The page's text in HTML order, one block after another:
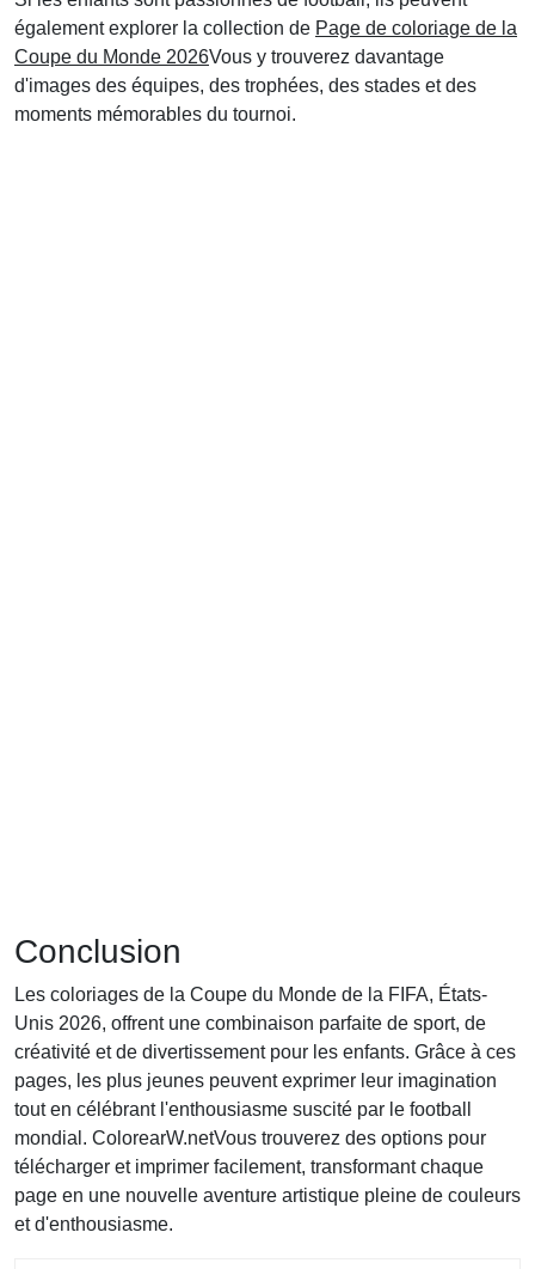
également explorer la collection de Page de coloriage de la
Coupe du Monde 2026Vous y trouverez davantage
d'images des équipes, des trophées, des stades et des
moments mémorables du tournoi.
Conclusion
Les coloriages de la Coupe du Monde de la FIFA, États-
Unis 2026, offrent une combinaison parfaite de sport, de
créativité et de divertissement pour les enfants. Grâce à ces
pages, les plus jeunes peuvent exprimer leur imagination
tout en célébrant l'enthousiasme suscité par le football
mondial. ColorearW.netVous trouverez des options pour
télécharger et imprimer facilement, transformant chaque
page en une nouvelle aventure artistique pleine de couleurs
et d'enthousiasme.